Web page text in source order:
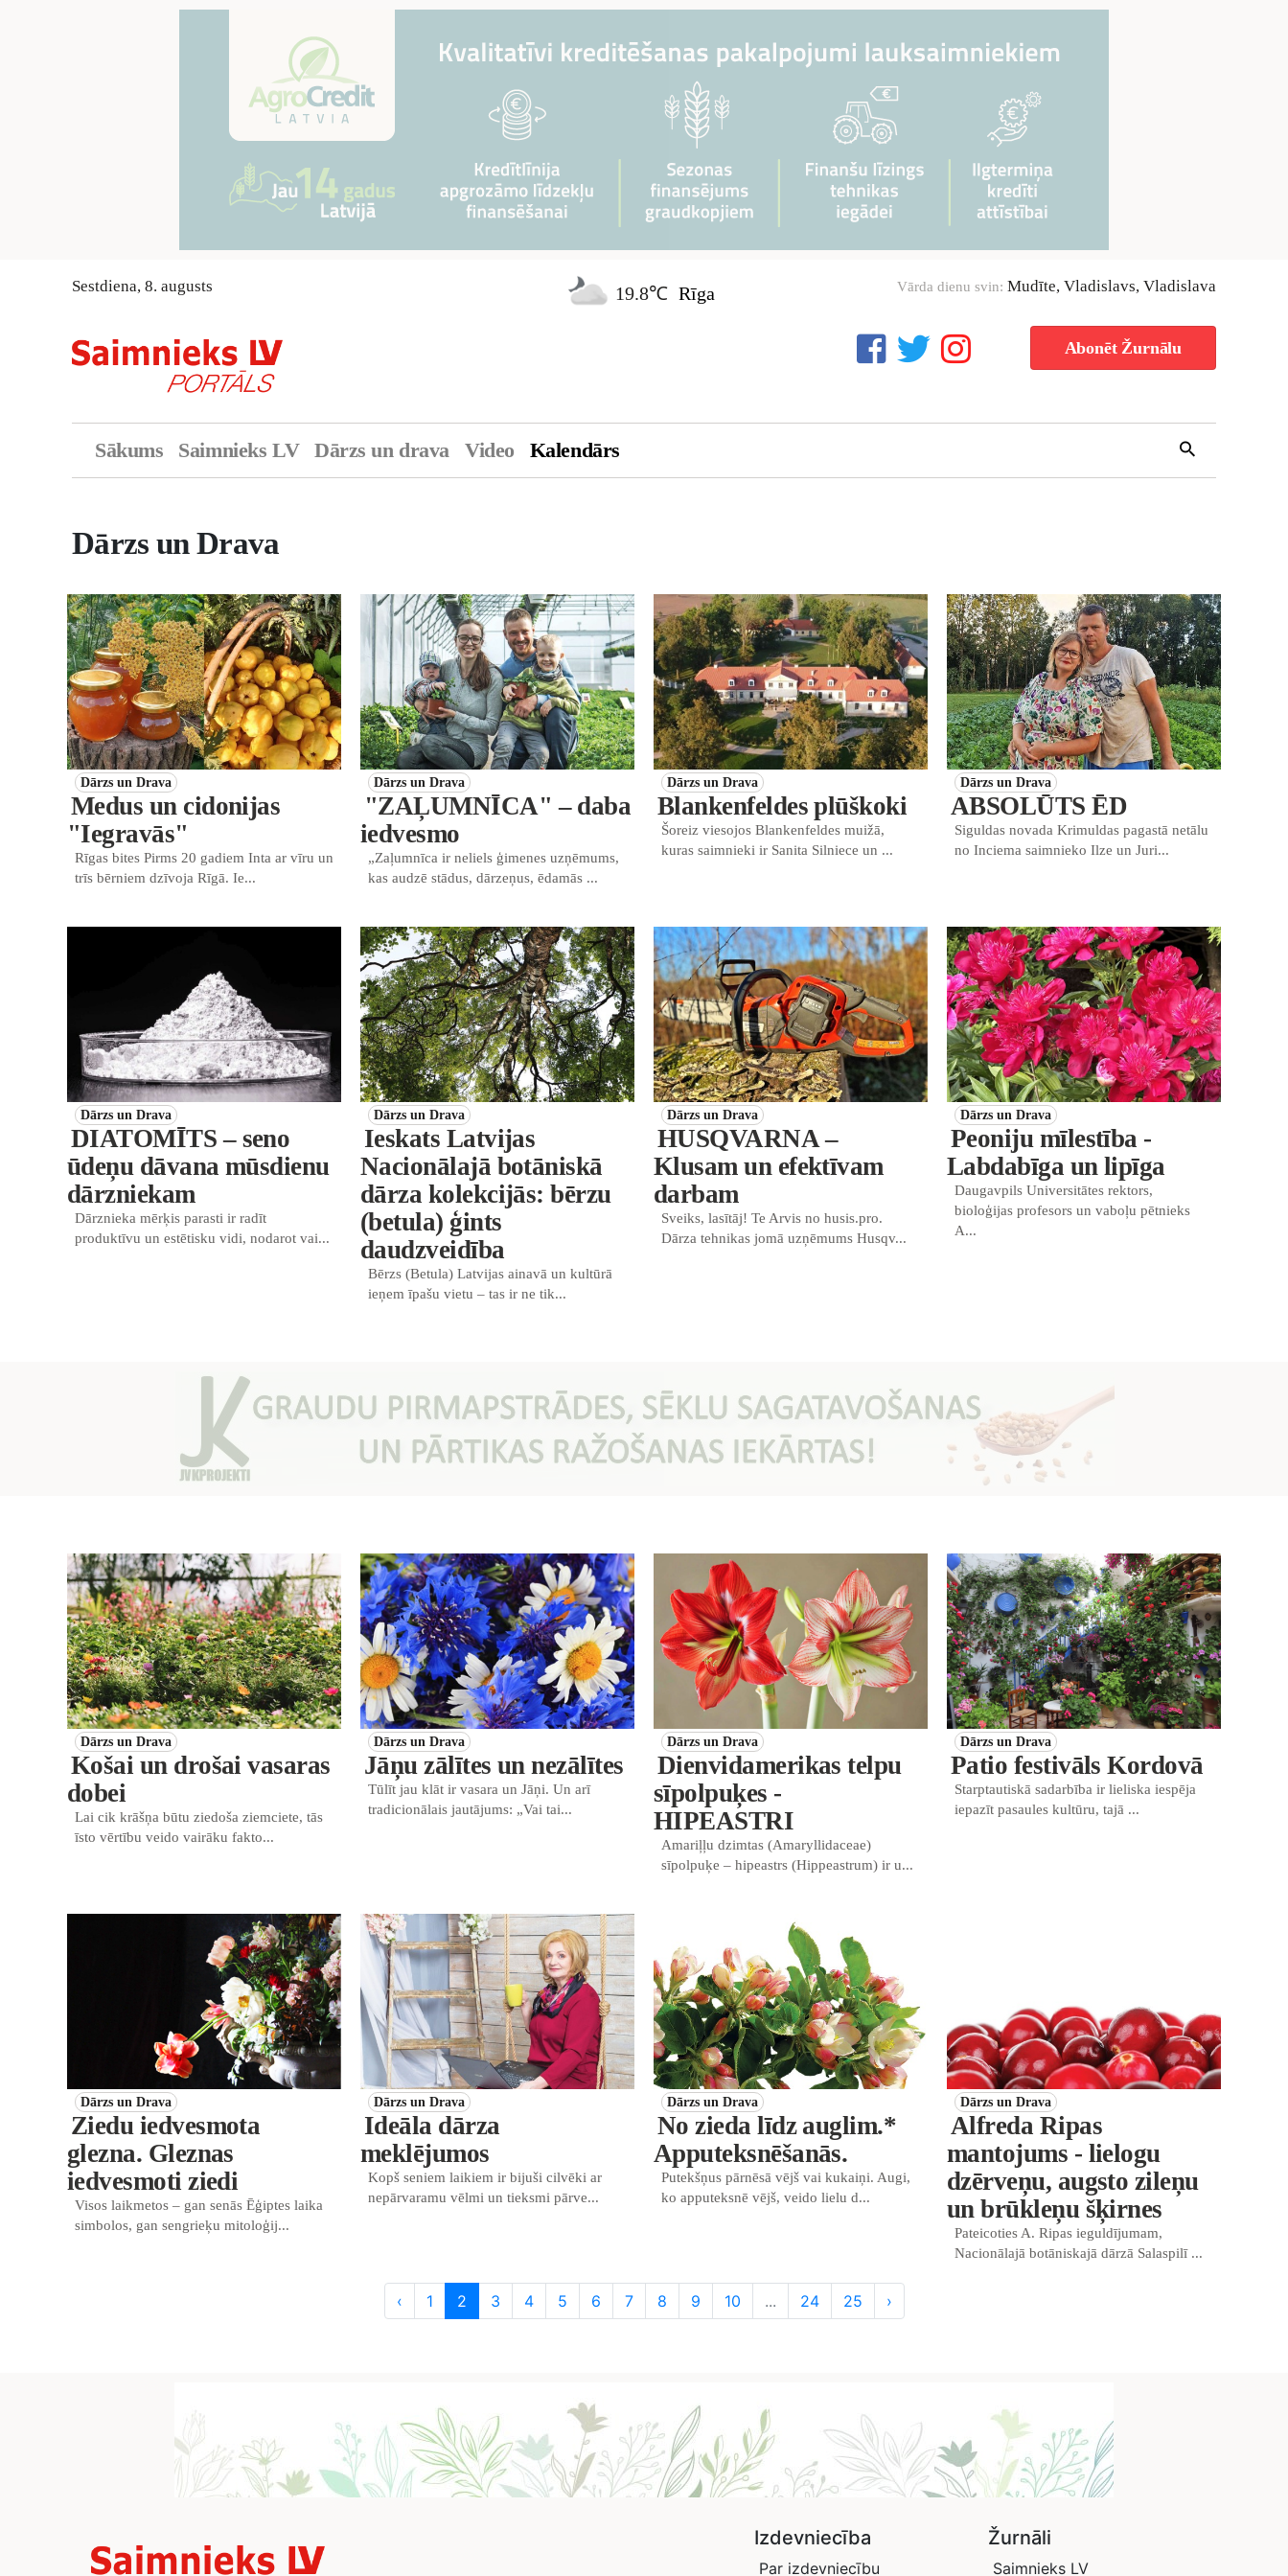
Sestdiena, 8. augusts 19.8℃ Rīga Vārda dienu svin: Mudīte, Vladislavs, Vladislava
Abonēt Žurnālu
Sākums Saimnieks LV Dārzs un drava Video Kalendārs
Dārzs un Drava
Dārzs un Drava
Medus un cidonijas
"Iegravās"
Rīgas bites Pirms 20 gadiem Inta ar vīru un
trīs bērniem dzīvoja Rīgā. Ie...
Dārzs un Drava
"ZAĻUMNĪCA" – daba
iedvesmo
„Zaļumnīca ir neliels ģimenes uzņēmums,
kas audzē stādus, dārzeņus, ēdamās ...
Dārzs un Drava
Blankenfeldes plūškoki
Šoreiz viesojos Blankenfeldes muižā,
kuras saimnieki ir Sanita Silniece un ...
Dārzs un Drava
ABSOLŪTS ĒD
Siguldas novada Krimuldas pagastā netālu
no Inciema saimnieko Ilze un Juri...
Dārzs un Drava
DIATOMĪTS – seno
ūdeņu dāvana mūsdienu
dārzniekam
Dārznieka mērķis parasti ir radīt
produktīvu un estētisku vidi, nodarot vai...
Dārzs un Drava
Ieskats Latvijas
Nacionālajā botāniskā
dārza kolekcijās: bērzu
(betula) ģints
daudzveidība
Bērzs (Betula) Latvijas ainavā un kultūrā
ieņem īpašu vietu – tas ir ne tik...
Dārzs un Drava
HUSQVARNA –
Klusam un efektīvam
darbam
Sveiks, lasītāj! Te Arvis no husis.pro.
Dārza tehnikas jomā uzņēmums Husqv...
Dārzs un Drava
Peoniju mīlestība -
Labdabīga un lipīga
Daugavpils Universitātes rektors,
bioloģijas profesors un vaboļu pētnieks
A...
Dārzs un Drava
Košai un drošai vasaras
dobei
Lai cik krāšņa būtu ziedoša ziemciete, tās
īsto vērtību veido vairāku fakto...
Dārzs un Drava
Jāņu zālītes un nezālītes
Tūlīt jau klāt ir vasara un Jāņi. Un arī
tradicionālais jautājums: „Vai tai...
Dārzs un Drava
Dienvidamerikas telpu
sīpolpuķes -
HIPEASTRI
Amariļļu dzimtas (Amaryllidaceae)
sīpolpuķe – hipeastrs (Hippeastrum) ir u...
Dārzs un Drava
Patio festivāls Kordovā
Starptautiskā sadarbība ir lieliska iespēja
iepazīt pasaules kultūru, tajā ...
Dārzs un Drava
Ziedu iedvesmota
glezna. Gleznas
iedvesmoti ziedi
Visos laikmetos – gan senās Ēģiptes laika
simbolos, gan sengrieķu mitoloģij...
Dārzs un Drava
Ideāla dārza
meklējumos
Kopš seniem laikiem ir bijuši cilvēki ar
nepārvaramu vēlmi un tieksmi pārve...
Dārzs un Drava
No zieda līdz auglim.*
Apputeksnēšanās.
Putekšņus pārnēsā vējš vai kukaiņi. Augi,
ko apputeksnē vējš, veido lielu d...
Dārzs un Drava
Alfreda Ripas
mantojums - lielogu
dzērveņu, augsto zileņu
un brūkleņu šķirnes
Pateicoties A. Ripas ieguldījumam,
Nacionālajā botāniskajā dārzā Salaspilī ...
‹ 1 2 3 4 5 6 7 8 9 10 ... 24 25 ›
Izdevniecība
Par izdevniecību
Žurnāli
Saimnieks LV